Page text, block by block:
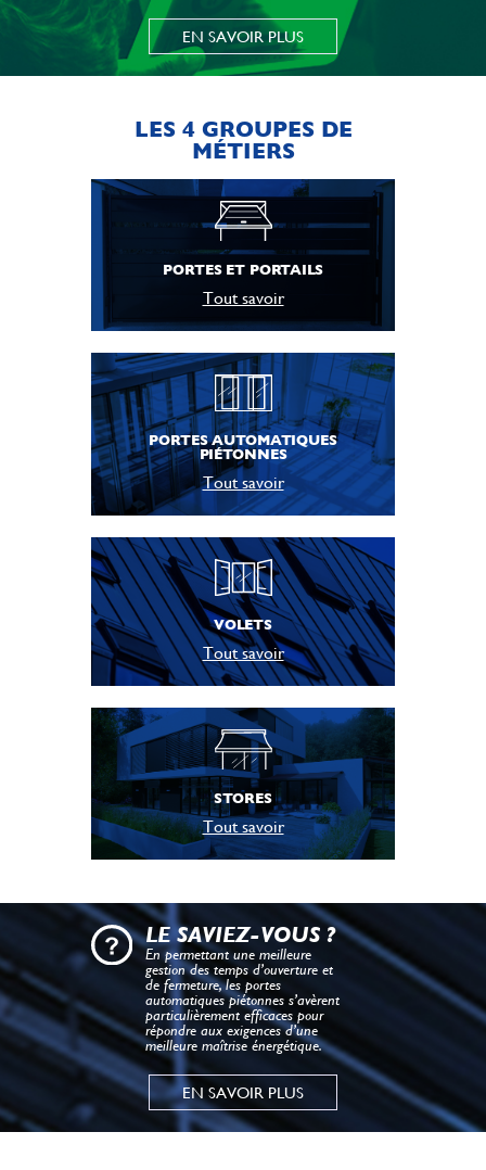
EN SAVOIR PLUS
LES 4 GROUPES DE
MÉTIERS
PORTES ET PORTAILS
Tout savoir
PORTES AUTOMATIQUES
PIÉTONNES
Tout savoir
VOLETS
Tout savoir
STORES
Tout savoir
LE SAVIEZ-VOUS ?
En permettant une meilleure
gestion des temps d’ouverture et
de fermeture, les portes
automatiques piétonnes s’avèrent
particulièrement efficaces pour
répondre aux exigences d’une
meilleure maîtrise énergétique.
EN SAVOIR PLUS